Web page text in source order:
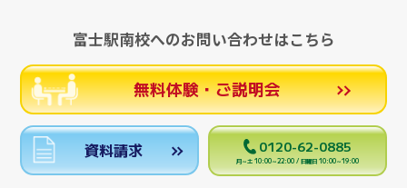
富士駅南校へのお問い合わせはこちら
無料体験・ご説明会
資料請求 0120-62-0885
月～土 10:00～22:00 / 日曜日 10:00～19:00